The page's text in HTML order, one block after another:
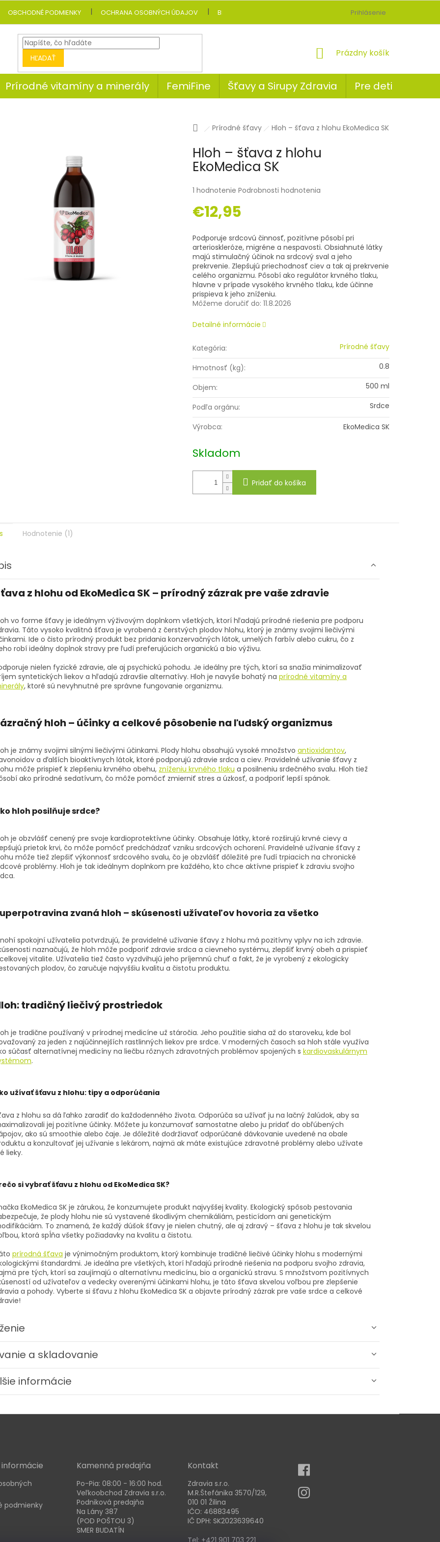
OBCHODNÉ PODMIENKY OCHRANA OSOBNÝCH ÚDAJOV BLOG Prihlásenie
HĽADAŤ
NÁKUPNÝ
Prázdny košík
Prírodné vitamíny a minerály FemiFine Šťavy a Sirupy Zdravia
Pre deti
Domov
Prírodné šťavy Hloh – šťava z hlohu EkoMedica SK
Hloh – šťava z hlohu
EkoMedica SK
1 hodnotenie Podrobnosti hodnotenia
€12,95
cena:
Skladom
Môžeme doručiť do: 11.8.2026
Pridať do košíka
Podporuje srdcovú činnosť, pozitívne pôsobí pri
arterioskleróze, migréne a nespavosti. Obsiahnuté látky
majú stimulačný účinok na srdcový sval a jeho
prekrvenie. Zlepšujú priechodnosť ciev a tak aj prekrvenie
celého organizmu. Pôsobí ako regulátor krvného tlaku,
hlavne v prípade vysokého krvného tlaku, kde účinne
prispieva k jeho zníženiu.
Detailné informácie
Kategória: Prírodné šťavy
Hmotnosť (kg): 0.8
Objem: 500 ml
Podľa orgánu: Srdce
Výrobca: EkoMedica SK
Hodnotenie (1)
z hlohu od EkoMedica SK – prírodný zázrak pre vaše zdravie
vo forme šťavy je ideálnym výživovým doplnkom všetkých, ktorí hľadajú prírodné riešenia pre podporu
Táto vysoko kvalitná šťava je vyrobená z čerstvých plodov hlohu, ktorý je známy svojimi liečivými
Ide o čisto prírodný produkt bez pridania konzervačných látok, umelých farbív alebo cukru, čo z
robí ideálny doplnok stravy pre ľudí preferujúcich organickú a bio výživu.
nielen fyzické zdravie, ale aj psychickú pohodu. Je ideálny pre tých, ktorí sa snažia minimalizovať
syntetických liekov a hľadajú zdravšie alternatívy. Hloh je navyše bohatý na prírodné vitamíny a
, ktoré sú nevyhnutné pre správne fungovanie organizmu.
hloh – účinkya celkové pôsobenie na ľudský organizmus
je známy svojimi silnými liečivými účinkami. Plody hlohu obsahujú vysoké množstvo antioxidantov,
a ďalších bioaktívnych látok, ktoré podporujú zdravie srdca a ciev. Pravidelné užívanie šťavy z
môže prispieť k zlepšeniu krvného obehu, zníženiu krvného tlaku a posilneniu srdečného svalu. Hloh tiež
ako prírodné sedatívum, čo môže pomôcť zmierniť stres a úzkosť, a podporiť lepší spánok.
hloh posilňuje srdce?
je obzvlášť cenený pre svoje kardioprotektívne účinky. Obsahuje látky, ktoré rozširujú krvné cievy a
prietok krvi, čo môže pomôcť predchádzať vzniku srdcových ochorení. Pravidelné užívanie šťavy z
môže tiež zlepšiť výkonnosť srdcového svalu, čo je obzvlášť dôležité pre ľudí trpiacich na chronické
problémy. Hloh je tak ideálnym doplnkom pre každého, kto chce aktívne prispieť k zdraviu svojho
zvaná hloh – skúsenosti užívateľov hovoria za všetko
spokojní užívatelia potvrdzujú, že pravidelné užívanie šťavy z hlohu má pozitívny vplyv na ich zdravie.
naznačujú, že hloh môže podporiť zdravie srdca a cievneho systému, zlepšiť krvný obeh a prispieť
vitalite. Užívatelia tiež často vyzdvihujú jeho príjemnú chuť a fakt, že je vyrobený z ekologicky
plodov, čo zaručuje najvyššiu kvalitu a čistotu produktu.
: tradičný liečivý prostriedok
je tradične používaný v prírodnej medicíne už stáročia. Jeho použitie siaha až do staroveku, kde bol
za jeden z najúčinnejších rastlinných liekov pre srdce. V moderných časoch sa hloh stále využíva
súčasť alternatívnej medicíny na liečbu rôznych zdravotných problémov spojených s kardiovaskulárnym
.
užívať šťavu z hlohu: tipy a odporúčania
z hlohu sa dá ľahko zaradiť do každodenného života. Odporúča sa užívať ju na lačný žalúdok, aby sa
jej pozitívne účinky. Môžete ju konzumovať samostatne alebo ju pridať do obľúbených
ako sú smoothie alebo čaje. Je dôležité dodržiavať odporúčané dávkovanie uvedené na obale
a konzultovať jej užívanie s lekárom, najmä ak máte existujúce zdravotné problémy alebo užívate
lieky.
si vybrať šťavu z hlohu od EkoMedica SK?
EkoMedica SK je zárukou, že konzumujete produkt najvyššej kvality. Ekologický spôsob pestovania
že plody hlohu nie sú vystavené škodlivým chemikáliám, pesticídom ani genetickým
To znamená, že každý dúšok šťavy je nielen chutný, ale aj zdravý – šťava z hlohu je tak skvelou
ktorá spĺňa všetky požiadavky na kvalitu a čistotu.
prírodná šťava je výnimočným produktom, ktorý kombinuje tradičné liečivé účinky hlohu s modernými
štandardmi. Je ideálna pre všetkých, ktorí hľadajú prírodné riešenia na podporu svojho zdravia,
pre tých, ktorí sa zaujímajú o alternatívnu medicínu, bio a organickú stravu. S množstvom pozitívnych
od užívateľov a vedecky overenými účinkami hlohu, je táto šťava skvelou voľbou pre zlepšenie
a pohody. Vyberte si šťavu z hlohu EkoMedica SK a objavte prírodný zázrak pre vaše srdce a celkové
a skladovanie
informácie
podmienky
Kamenná predajňa
Po-Pia: 08:00 - 16:00 hod.
Veľkoobchod Zdravia s.r.o.
Podniková predajňa
Na Lány 387
(POD POŠTOU 3)
SMER BUDATÍN
Kontakt
Zdravia s.r.o.
M.R.Štefánika 3570/129,
010 01 Žilina
IČO: 46883495
IČ DPH: SK2023639640
Tel: +421 901 703 221